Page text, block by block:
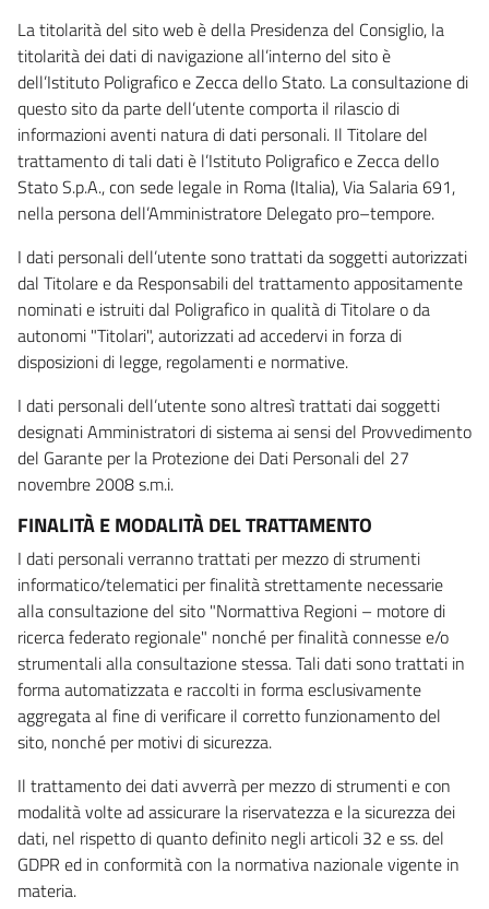
La titolarità del sito web è della Presidenza del Consiglio, la
titolarità dei dati di navigazione all’interno del sito è
dell’Istituto Poligrafico e Zecca dello Stato. La consultazione di
questo sito da parte dell’utente comporta il rilascio di
informazioni aventi natura di dati personali. Il Titolare del
trattamento di tali dati è l’Istituto Poligrafico e Zecca dello
Stato S.p.A., con sede legale in Roma (Italia), Via Salaria 691,
nella persona dell’Amministratore Delegato pro–tempore.
I dati personali dell’utente sono trattati da soggetti autorizzati
dal Titolare e da Responsabili del trattamento appositamente
nominati e istruiti dal Poligrafico in qualità di Titolare o da
autonomi "Titolari", autorizzati ad accedervi in forza di
disposizioni di legge, regolamenti e normative.
I dati personali dell’utente sono altresì trattati dai soggetti
designati Amministratori di sistema ai sensi del Provvedimento
del Garante per la Protezione dei Dati Personali del 27
novembre 2008 s.m.i.
FINALITÀ E MODALITÀ DEL TRATTAMENTO
I dati personali verranno trattati per mezzo di strumenti
informatico/telematici per finalità strettamente necessarie
alla consultazione del sito "Normattiva Regioni – motore di
ricerca federato regionale" nonché per finalità connesse e/o
strumentali alla consultazione stessa. Tali dati sono trattati in
forma automatizzata e raccolti in forma esclusivamente
aggregata al fine di verificare il corretto funzionamento del
sito, nonché per motivi di sicurezza.
Il trattamento dei dati avverrà per mezzo di strumenti e con
modalità volte ad assicurare la riservatezza e la sicurezza dei
dati, nel rispetto di quanto definito negli articoli 32 e ss. del
GDPR ed in conformità con la normativa nazionale vigente in
materia.